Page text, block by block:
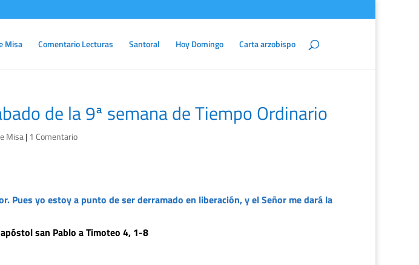
Misa Comentario Lecturas Santoral Hoy Domingo Carta arzobispo
de la 9ª semana de Tiempo Ordinario
Misa|1 Comentario
Pues yo estoy a punto de ser derramado en liberación, y el Señor me dará la
san Pablo a Timoteo 4, 1-8